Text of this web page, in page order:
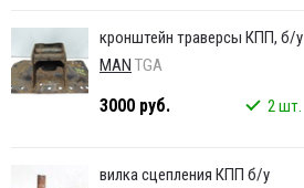
кронштейн траверсы КПП, б/у
MAN TGA
3000 руб. 2 шт.
вилка сцепления КПП б/у